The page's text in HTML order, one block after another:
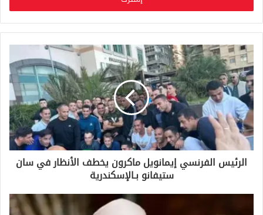
ب
ر
ي
د
ك
ا
ل
إ
ل
ك
ت
ر
الرئيس الفرنسي إيمانويل ماكرون يخطف الأنظار في سان
ستيفانو بـالإسكندرية